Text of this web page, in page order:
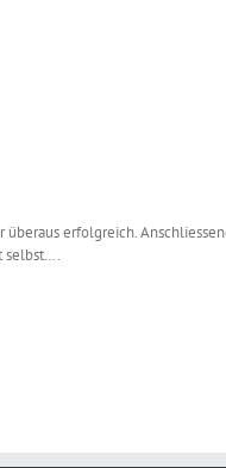
überaus erfolgreich.
selbst….